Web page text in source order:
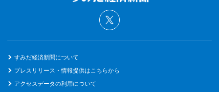
すみだ経済新聞について
プレスリリース・情報提供はこちらから
アクセスデータの利用について